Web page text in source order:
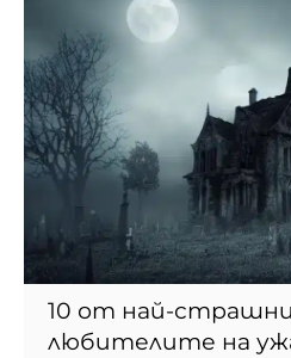
10 от най-
любителите на